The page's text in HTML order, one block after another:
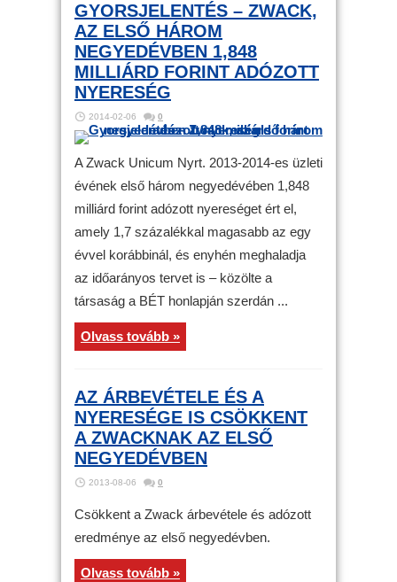
GYORSJELENTÉS – ZWACK,
AZ ELSŐ HÁROM
NEGYEDÉVBEN 1,848
MILLIÁRD FORINT ADÓZOTT
NYERESÉG
2014-02-06 0
A Zwack Unicum Nyrt. 2013-2014-es üzleti
évének első három negyedévében 1,848
milliárd forint adózott nyereséget ért el,
amely 1,7 százalékkal magasabb az egy
évvel korábbinál, és enyhén meghaladja
az időarányos tervet is – közölte a
társaság a BÉT honlapján szerdán ...
Olvass tovább »
AZ ÁRBEVÉTELE ÉS A
NYERESÉGE IS CSÖKKENT
A ZWACKNAK AZ ELSŐ
NEGYEDÉVBEN
2013-08-06 0
Csökkent a Zwack árbevétele és adózott
eredménye az első negyedévben.
Olvass tovább »